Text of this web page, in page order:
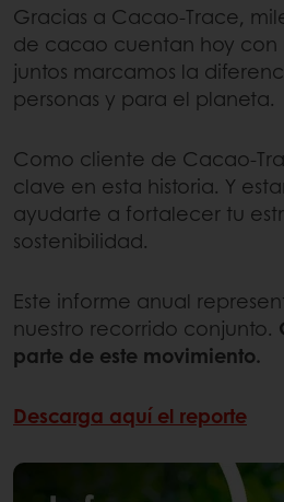
Gracias a Cacao-Trace,
de cacao cuentan hoy con
juntos marcamos la
personas y para el planeta.
Como cliente de Cacao-
clave en esta historia. Y
ayudarte a fortalecer tu
sostenibilidad.
Este informe anual
nuestro recorrido conjunto.
parte de este movimiento.
Descarga aquí el reporte